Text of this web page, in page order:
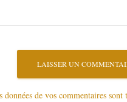
de vos commentaires sont